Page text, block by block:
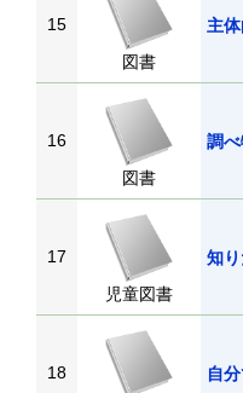
15
図書
主
16
図書
調
17
児童図書
知
18
自